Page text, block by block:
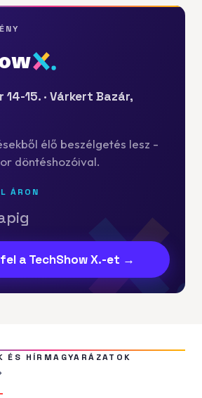
15. · Várkert Bazár,
élő beszélgetés lesz -
döntéshozóival.
ÁRON
a TechShow X.-et →
ÉS HÍRMAGYARÁZATOK